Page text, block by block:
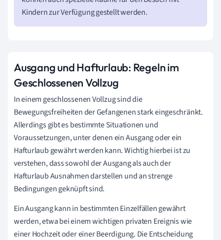
Kindern zur Verfügung gestellt werden.
Ausgang und Hafturlaub: Regeln im
Geschlossenen Vollzug
In einem geschlossenen Vollzug sind die
Bewegungsfreiheiten der Gefangenen stark eingeschränkt.
Allerdings gibt es bestimmte Situationen und
Voraussetzungen, unter denen ein Ausgang oder ein
Hafturlaub gewährt werden kann. Wichtig hierbei ist zu
verstehen, dass sowohl der Ausgang als auch der
Hafturlaub Ausnahmen darstellen und an strenge
Bedingungen geknüpft sind.
Ein Ausgang kann in bestimmten Einzelfällen gewährt
werden, etwa bei einem wichtigen privaten Ereignis wie
einer Hochzeit oder einer Beerdigung. Die Entscheidung